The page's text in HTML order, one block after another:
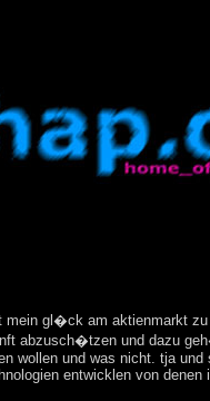
mein gl�ck am aktienmarkt
abzusch�tzen und dazu
wollen und was nicht. tja
entwicklen von